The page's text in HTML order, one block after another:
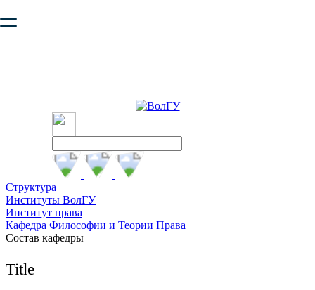
безопасную работу с сайтом. Пожалуйста
Структура
Институты ВолГУ
Институт права
Кафедра Философии и Теории Права
Состав кафедры
Title